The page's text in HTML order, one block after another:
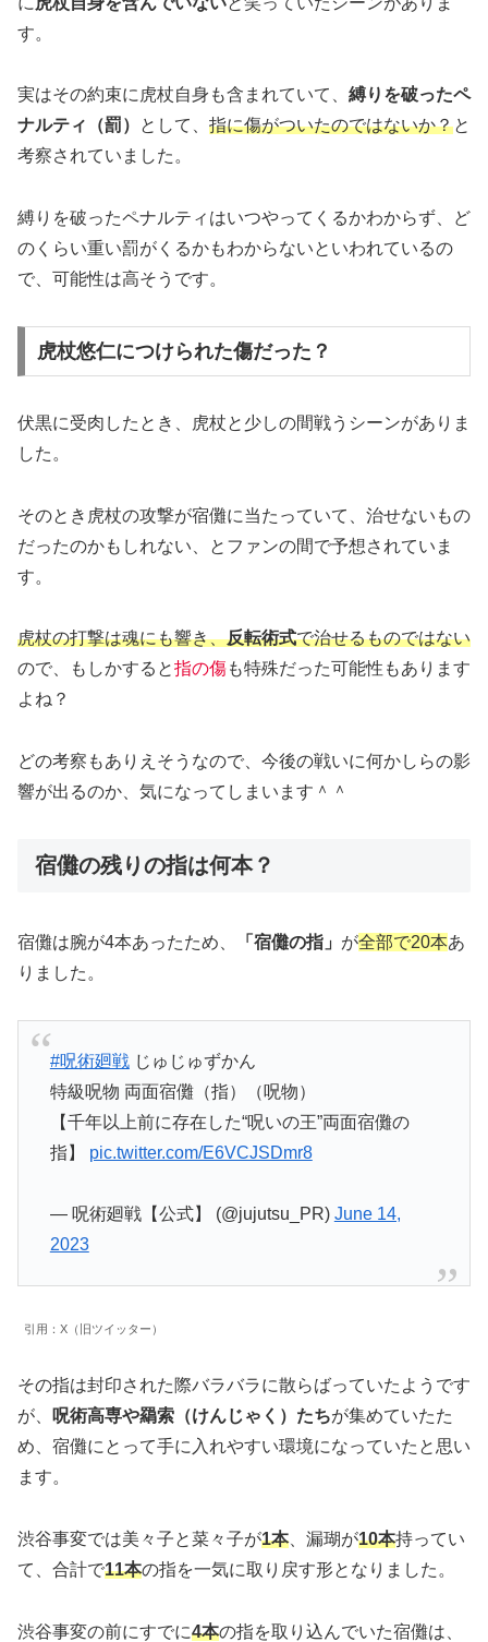
す。
実はその約束に虎杖自身も含まれていて、 縛りを破ったペ
ナルティ（罰）
として、 指に傷がついたのではないか？と
考察されていました。
縛りを破ったペナルティはいつやってくるかわからず、ど
のくらい重い罰がくるかもわからないといわれているの
で、可能性は高そうです。
虎杖悠仁につけられた傷だった？
伏黒に受肉したとき、虎杖と少しの間戦うシーンがありま
した。
そのとき虎杖の攻撃が宿儺に当たっていて、治せないもの
だったのかもしれない、とファンの間で予想されていま
す。
虎杖の打撃は魂にも響き、反転術式で治せるものではない
ので、もしかすると指の傷も特殊だった可能性もあります
よね？
どの考察もありえそうなので、今後の戦いに何かしらの影
響が出るのか、気になってしまいます＾＾
宿儺の残りの指は何本？
宿儺は腕が4本あったため、 「宿儺の指」 が全部で20本あ
りました。
#呪術廻戦じゅじゅずかん
特級呪物 両面宿儺（指）（呪物）
【千年以上前に存在した“呪いの王”両面宿儺の
指】 pic.twitter.com/E6VCJSDmr8
— 呪術廻戦【公式】 (@jujutsu_PR) June 14,
2023
引用：X（旧ツイッター）
その指は封印された際バラバラに散らばっていたようです
が、
呪術高専や羂索（けんじゃく）たちが集めていたた
め、宿儺にとって手に入れやすい環境になっていたと思い
ます。
渋谷事変では美々子と菜々子が1本、漏瑚が10本持ってい
て、合計で11本の指を一気に取り戻す形となりました。
渋谷事変の前にすでに4本の指を取り込んでいた宿儺は、